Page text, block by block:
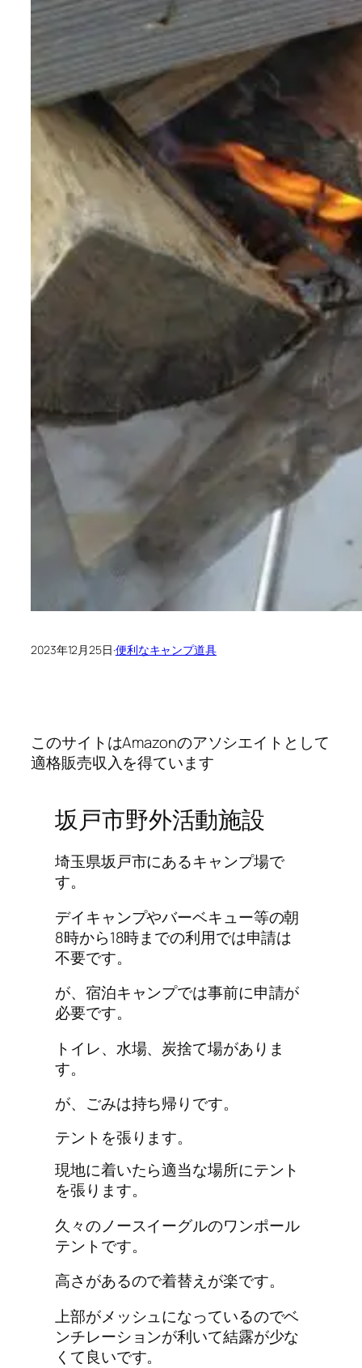
2023年12月25日·便利なキャンプ道具
このサイトはAmazonのアソシエイトとして
適格販売収入を得ています
坂戸市野外活動施設
埼玉県坂戸市にあるキャンプ場で
す。
デイキャンプやバーベキュー等の朝
8時から18時までの利用では申請は
不要です。
が、宿泊キャンプでは事前に申請が
必要です。
トイレ、水場、炭捨て場がありま
す。
が、ごみは持ち帰りです。
テントを張ります。
現地に着いたら適当な場所にテント
を張ります。
久々のノースイーグルのワンポール
テントです。
高さがあるので着替えが楽です。
上部がメッシュになっているのでベ
ンチレーションが利いて結露が少な
くて良いです。